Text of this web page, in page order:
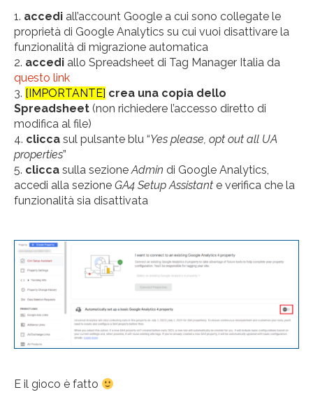
accedi all’account Google a cui sono collegate le
proprietà di Google Analytics su cui vuoi disattivare la
funzionalità di migrazione automatica
accedi allo Spreadsheet di Tag Manager Italia da
questo link
[IMPORTANTE] crea una copia dello
Spreadsheet (non richiedere l’accesso diretto di
modifica al file)
clicca sul pulsante blu “Yes please, opt out all UA
properties”
clicca sulla sezioneAdmin di Google Analytics,
accedi alla sezione GA4 Setup Assistant e verifica che la
funzionalità sia disattivata
E il gioco è fatto